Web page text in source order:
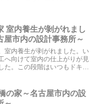
に、建築...
室内養生が剝がれまし
屋市内の設計事務所～
室内養生が剥がれました。い
へ向けて室内の仕上がりが見
た。この段階はいつもドキド
材がサンプルサイズではな
サイズで確認でき...
の家～名古屋市内の設